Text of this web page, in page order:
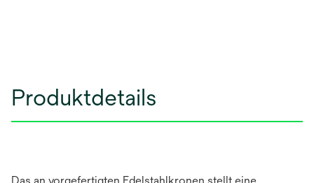
Produktdetails